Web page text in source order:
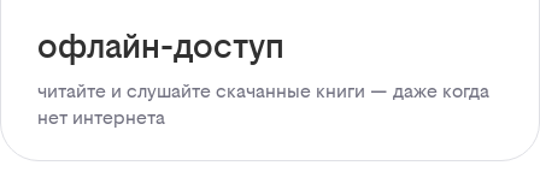
офлайн-доступ
читайте и слушайте скачанные книги — даже когда
нет интернета